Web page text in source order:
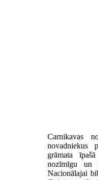
Carnikavas
novadniekus
grāmata
nozīmīgu un
Nacionālajai